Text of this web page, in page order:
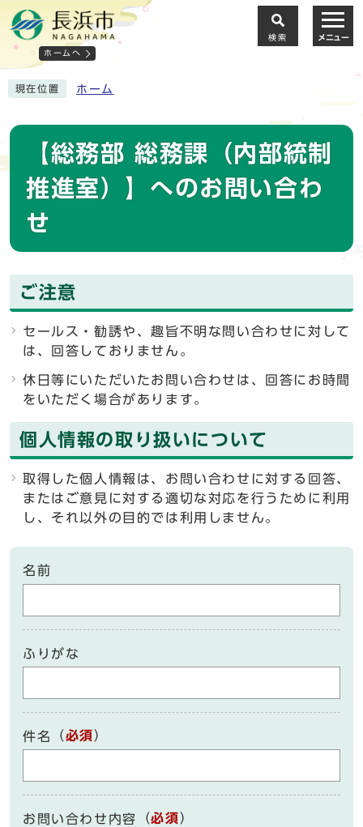
ホームへ
検索 メニュー
現在位置 ホーム
【総務部 総務課（内部統制
推進室）】へのお問い合わ
せ
ご注意
セールス・勧誘や、趣旨不明な問い合わせに対して
は、回答しておりません。
休日等にいただいたお問い合わせは、回答にお時間
をいただく場合があります。
個人情報の取り扱いについて
取得した個人情報は、お問い合わせに対する回答、
またはご意見に対する適切な対応を行うために利用
し、それ以外の目的では利用しません。
名前
ふりがな
件名 （必須）
お問い合わせ内容 （必須）